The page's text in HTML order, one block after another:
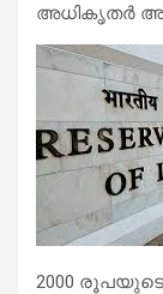
അ​ധി​കൃ​ത​ർ
2000